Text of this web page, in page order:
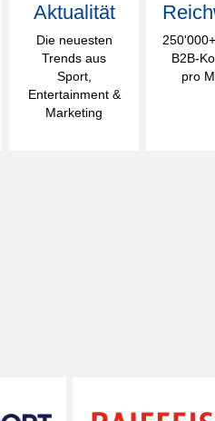
Aktualität
Die neuesten
Trends aus
Sport,
Entertainment &
Marketing
B2B-
pro